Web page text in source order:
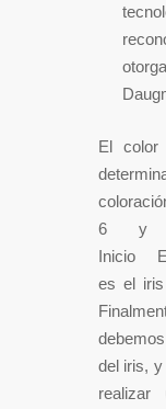
El
6 y
Inicio
es el
del iris, y
realizar